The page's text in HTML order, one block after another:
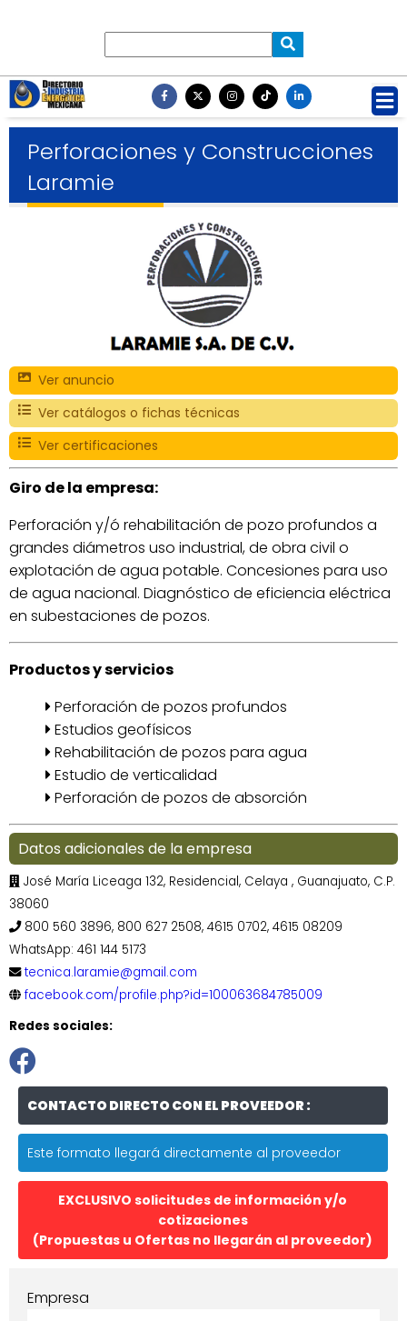
Perforaciones y Construcciones
Laramie
Ver anuncio
Ver catálogos o fichas técnicas
Ver certificaciones
Giro de la empresa:
Perforación y/ó rehabilitación de pozo profundos a
grandes diámetros uso industrial, de obra civil o
explotación de agua potable. Concesiones para uso
de agua nacional. Diagnóstico de eficiencia eléctrica
en subestaciones de pozos.
Productos y servicios
Perforación de pozos profundos
Estudios geofísicos
Rehabilitación de pozos para agua
Estudio de verticalidad
Perforación de pozos de absorción
Datos adicionales de la empresa
José María Liceaga 132, Residencial, Celaya , Guanajuato, C.P.
38060
800 560 3896, 800 627 2508, 4615 0702, 4615 08209
WhatsApp: 461 144 5173
tecnica.laramie@gmail.com
facebook.com/profile.php?id=100063684785009
Redes sociales:
CONTACTO DIRECTO CON EL PROVEEDOR :
Este formato llegará directamente al proveedor
EXCLUSIVO solicitudes de información y/o
cotizaciones
(Propuestas u Ofertas no llegarán al proveedor)
Empresa